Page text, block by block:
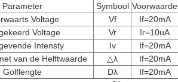
Parameter
Symbool Voorwaarde
Voltage
Vf If=20mA
Voltage
Vr Ir=10uA
Intensty
Iv If=20mA
van de Helftwaarde
△λ If=20mA
Golflengte
Dλ If=20mA